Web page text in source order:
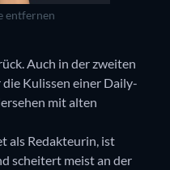
entfernen
Auch in der zweiten
Kulissen einer Daily-
mit alten
als Redakteurin, ist
scheitert meist an der